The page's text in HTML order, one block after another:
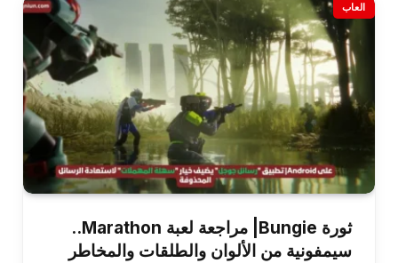
العاب
ثورة Bungie| مراجعة لعبة Marathon..
سيمفونية من الألوان والطلقات والمخاطر